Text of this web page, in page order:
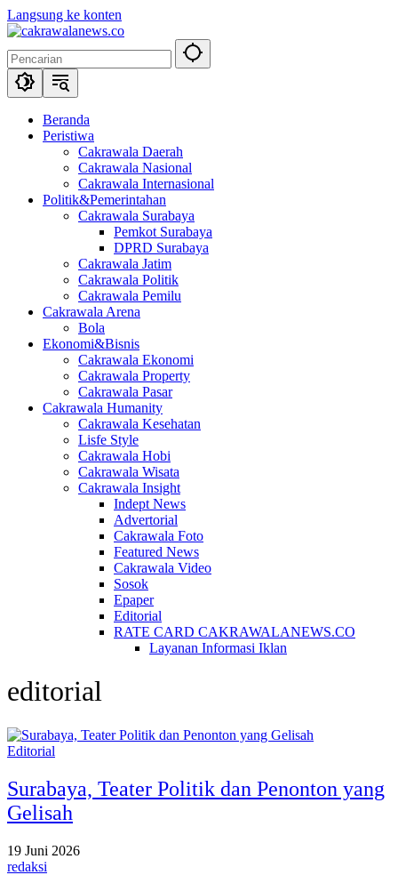
Langsung ke konten
Beranda
Peristiwa
Cakrawala Daerah
Cakrawala Nasional
Cakrawala Internasional
Politik&Pemerintahan
Cakrawala Surabaya
Pemkot Surabaya
DPRD Surabaya
Cakrawala Jatim
Cakrawala Politik
Cakrawala Pemilu
Cakrawala Arena
Bola
Ekonomi&Bisnis
Cakrawala Ekonomi
Cakrawala Property
Cakrawala Pasar
Cakrawala Humanity
Cakrawala Kesehatan
Lisfe Style
Cakrawala Hobi
Cakrawala Wisata
Cakrawala Insight
Indept News
Advertorial
Cakrawala Foto
Featured News
Cakrawala Video
Sosok
Epaper
Editorial
RATE CARD CAKRAWALANEWS.CO
Layanan Informasi Iklan
editorial
Editorial
Surabaya, Teater Politik dan Penonton yang
Gelisah
19 Juni 2026
redaksi